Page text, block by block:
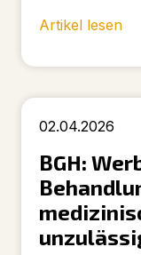
Artikel lesen
02.04.2026
BGH: